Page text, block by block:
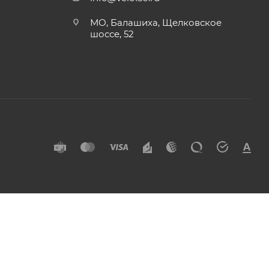
МО, Балашиха, Щелковское
шоссе, 52